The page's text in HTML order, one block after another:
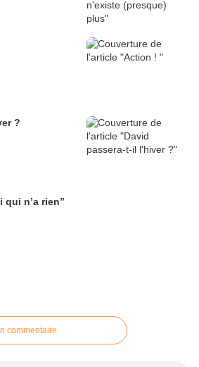
?
qui n’a rien”
commentaire